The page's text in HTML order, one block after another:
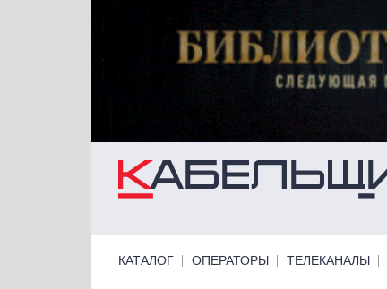
КАТАЛОГ ОПЕРАТОРЫ ТЕЛЕКАНАЛЫ